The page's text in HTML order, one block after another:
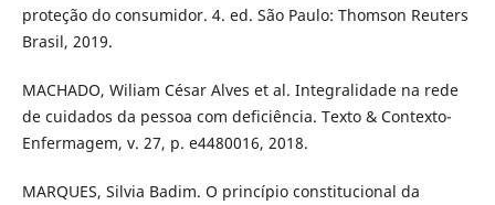
proteção do consumidor. 4. ed. São Paulo: Thomson Reuters
Brasil, 2019.
MACHADO, Wiliam César Alves et al. Integralidade na rede
de cuidados da pessoa com deficiência. Texto & Contexto-
Enfermagem, v. 27, p. e4480016, 2018.
MARQUES, Silvia Badim. O princípio constitucional da